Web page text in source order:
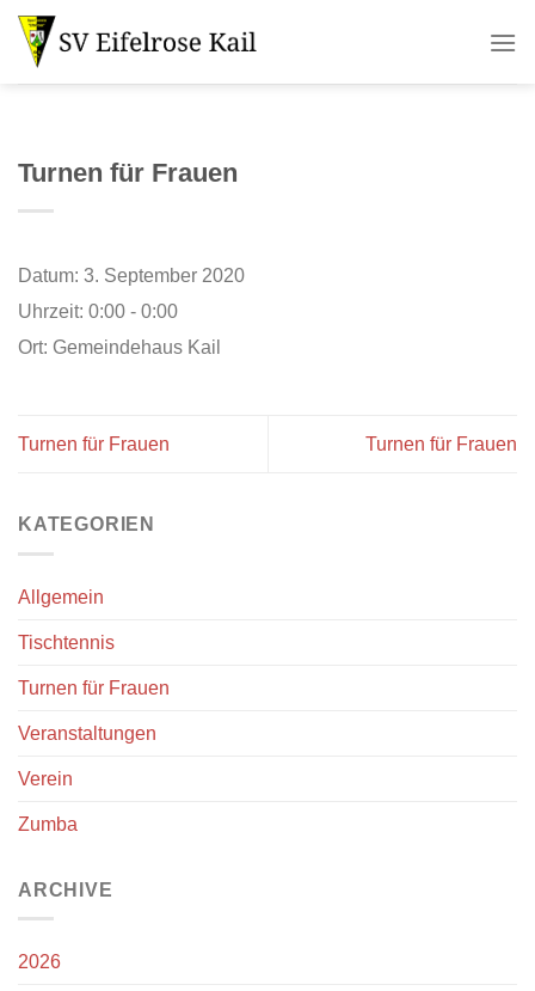
Zum
Inhalt
springen
Turnen für Frauen
Datum: 3. September 2020
Uhrzeit: 0:00 - 0:00
Ort: Gemeindehaus Kail
Turnen für Frauen Turnen für Frauen
KATEGORIEN
Allgemein
Tischtennis
Turnen für Frauen
Veranstaltungen
Verein
Zumba
ARCHIVE
2026